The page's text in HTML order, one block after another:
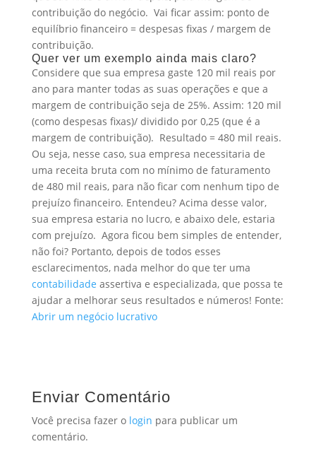
contribuição do negócio. Vai ficar assim: ponto de
equilíbrio financeiro = despesas fixas / margem de
contribuição.
Quer ver um exemplo ainda mais claro?
Considere que sua empresa gaste 120 mil reais por
ano para manter todas as suas operações e que a
margem de contribuição seja de 25%. Assim: 120 mil
(como despesas fixas)/ dividido por 0,25 (que é a
margem de contribuição). Resultado = 480 mil reais.
Ou seja, nesse caso, sua empresa necessitaria de
uma receita bruta com no mínimo de faturamento
de 480 mil reais, para não ficar com nenhum tipo de
prejuízo financeiro. Entendeu? Acima desse valor,
sua empresa estaria no lucro, e abaixo dele, estaria
com prejuízo. Agora ficou bem simples de entender,
não foi? Portanto, depois de todos esses
esclarecimentos, nada melhor do que ter uma
contabilidade assertiva e especializada, que possa te
ajudar a melhorar seus resultados e números! Fonte:
Abrir um negócio lucrativo
Enviar Comentário
Você precisa fazer o login para publicar um
comentário.